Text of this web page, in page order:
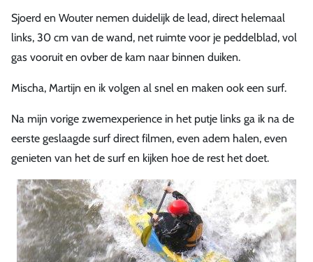
Sjoerd en Wouter nemen duidelijk de lead, direct helemaal
links, 30 cm van de wand, net ruimte voor je peddelblad, vol
gas vooruit en ovber de kam naar binnen duiken.
Mischa, Martijn en ik volgen al snel en maken ook een surf.
Na mijn vorige zwemexperience in het putje links ga ik na de
eerste geslaagde surf direct filmen, even adem halen, even
genieten van het de surf en kijken hoe de rest het doet.